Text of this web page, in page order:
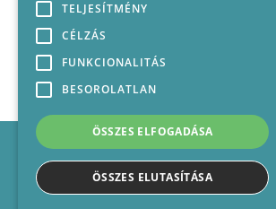
Impresszum
Médiajánlat
Felhasználási feltételek
TELJESÍTMÉNY
CÉLZÁS
FUNKCIONALITÁS
BESOROLATLAN
ÖSSZES ELFOGADÁSA
ÖSSZES ELUTASÍTÁSA